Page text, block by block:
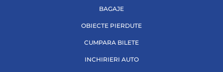
BAGAJE
OBIECTE PIERDUTE
CUMPARA BILETE
INCHIRIERI AUTO